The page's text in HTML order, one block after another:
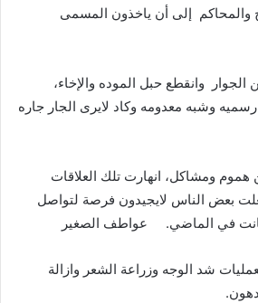
والمحاكم إلى أن ياخذون المسمى
وانقطع حبل الموده والإخاء،
وشبه معدومه وكاد لايرى الجار جاره
ومشاكل، انهارت تلك العلاقات
بعض الناس لايجيدون فرصة لتواصل
في الماضي. عواطف الصغير
شد الوجه وزراعة الشعر وازالة